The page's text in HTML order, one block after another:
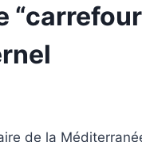
de la